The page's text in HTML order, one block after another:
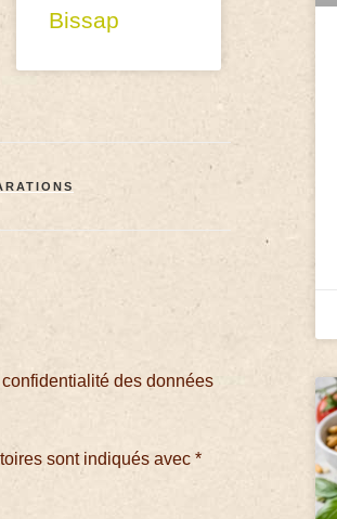
Bissap
des données
sont indiqués avec*